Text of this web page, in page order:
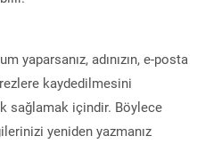
yaparsanız, adınızın, e-posta
kaydedilmesini
sağlamak içindir. Böylece
yeniden yazmanız